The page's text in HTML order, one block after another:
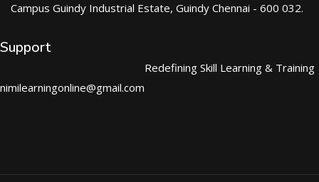
Campus Guindy Industrial Estate, Guindy Chennai - 600 032.
Support
nimilearningonline@gmail.com
Redefining Skill Learning & Training